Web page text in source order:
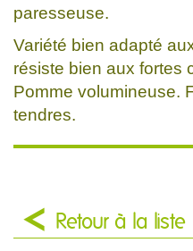
paresseuse.
Variété bien adapté
résiste bien aux fortes
Pomme volumineuse.
tendres.
Retour à la liste